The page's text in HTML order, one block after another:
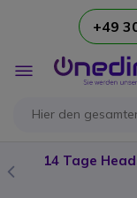
Zum Inhalt springen+49
Navigation
umschalten
14 Tage